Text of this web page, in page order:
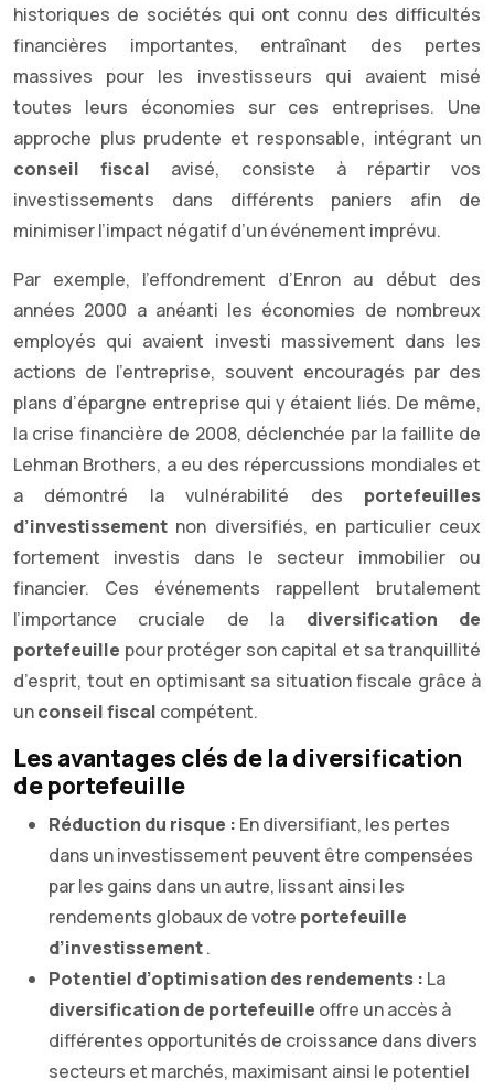
historiques de sociétés qui ont connu des difficultés
financières importantes, entraînant des pertes
massives pour les investisseurs qui avaient misé
toutes leurs économies sur ces entreprises. Une
approche plus prudente et responsable, intégrant un
conseil fiscal avisé, consiste à répartir vos
investissements dans différents paniers afin de
minimiser l’impact négatif d’un événement imprévu.
Par exemple, l’effondrement d’Enron au début des
années 2000 a anéanti les économies de nombreux
employés qui avaient investi massivement dans les
actions de l’entreprise, souvent encouragés par des
plans d’épargne entreprise qui y étaient liés. De même,
la crise financière de 2008, déclenchée par la faillite de
Lehman Brothers, a eu des répercussions mondiales et
a démontré la vulnérabilité des portefeuilles
d’investissement non diversifiés, en particulier ceux
fortement investis dans le secteur immobilier ou
financier. Ces événements rappellent brutalement
l’importance cruciale de la diversification de
portefeuille pour protéger son capital et sa tranquillité
d’esprit, tout en optimisant sa situation fiscale grâce à
unconseil fiscal compétent.
Les avantages clés de la diversification
de portefeuille
Réduction du risque : En diversifiant, les pertes
dans un investissement peuvent être compensées
par les gains dans un autre, lissant ainsi les
rendements globaux de votre portefeuille
d’investissement.
Potentiel d’optimisation des rendements : La
diversification de portefeuille offre un accès à
différentes opportunités de croissance dans divers
secteurs et marchés, maximisant ainsi le potentiel